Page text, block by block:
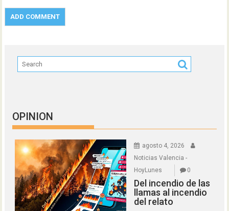
OPINION
agosto 4, 2026
Noticias Valencia -
HoyLunes
0
Del incendio de las
llamas al incendio
del relato